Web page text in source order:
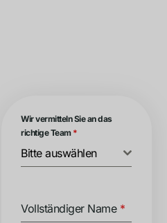
Wir vermitteln Sie an das
richtige Team *
Bitte auswählen
Vollständiger Name *